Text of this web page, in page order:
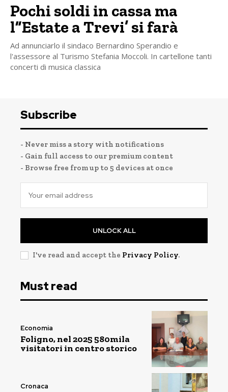
Pochi soldi in cassa ma
l”Estate a Trevi’ si farà
Ad annunciarlo il sindaco Bernardino Sperandio e
l'assessore al Turismo Stefania Moccoli. In cartellone tanti
concerti di musica classica
Subscribe
- Never miss a story with notifications
- Gain full access to our premium content
- Browse free from up to 5 devices at once
UNLOCK ALL
I've read and accept the Privacy Policy.
Must read
Economia
Foligno, nel 2025 580mila
visitatori in centro storico
Cronaca